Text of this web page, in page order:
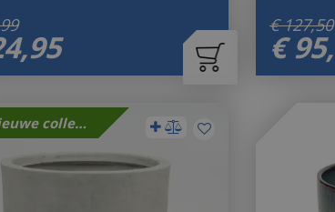
99
,95
€ 127,50
€ 95,
Nieuwe collectie